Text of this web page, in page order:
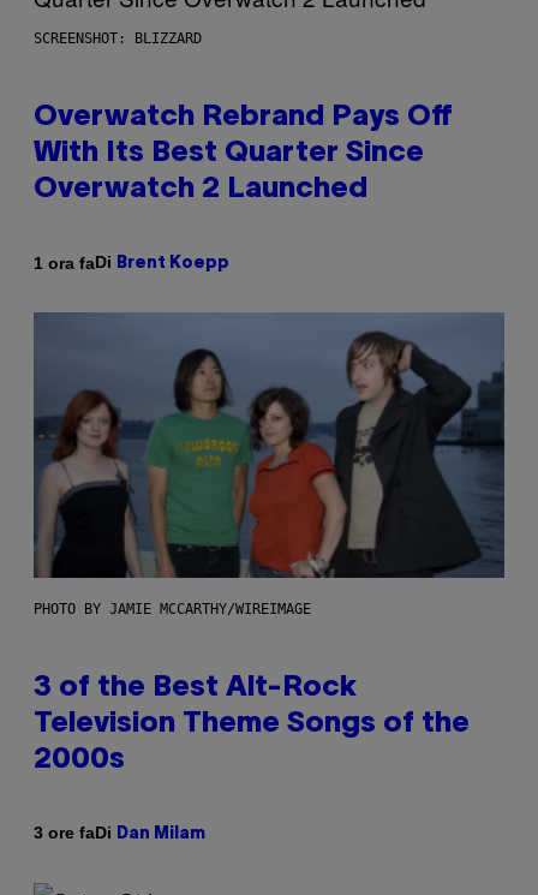
SCREENSHOT: BLIZZARD
Overwatch Rebrand Pays Off
With Its Best Quarter Since
Overwatch 2 Launched
1 ora faDi Brent Koepp
PHOTO BY JAMIE MCCARTHY/WIREIMAGE
3 of the Best Alt-Rock
Television Theme Songs of the
2000s
3 ore faDi Dan Milam